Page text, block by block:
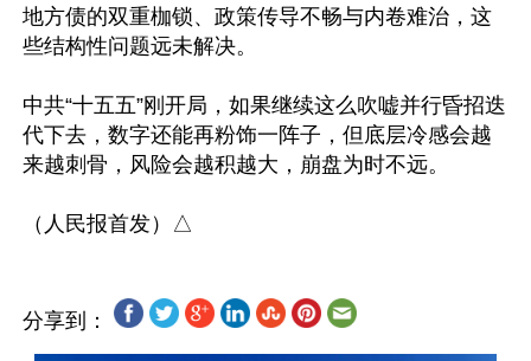
地方债的双重枷锁、政策传导不畅与内卷难治，这
些结构性问题远未解决。
中共“十五五”刚开局，如果继续这么吹嘘并行昏招迭
代下去，数字还能再粉饰一阵子，但底层冷感会越
来越刺骨，风险会越积越大，崩盘为时不远。
分享到：